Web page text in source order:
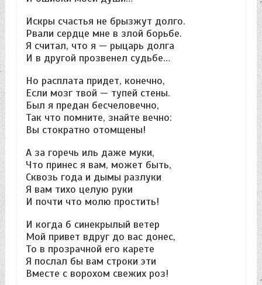
Искры счастья не брызжут долго.
Рвали сердце мне в злой борьбе.
Я считал, что я — рыцарь долга
И в другой прозвенел судьбе…
Но расплата придет, конечно,
Если мозг твой — тупей стены.
Был я предан бесчеловечно,
Так что помните, знайте вечно:
Вы стократно отомщены!
А за горечь иль даже муки,
Что принес я вам, может быть,
Сквозь года и дымы разлуки
Я вам тихо целую руки
И почти что молю простить!
И когда б синекрылый ветер
Мой привет вдруг до вас донес,
То в прозрачной его карете
Я послал бы вам строки эти
Вместе с ворохом свежих роз!